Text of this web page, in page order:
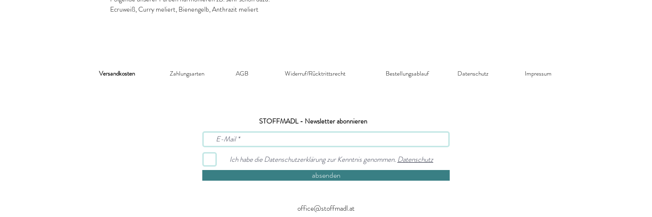
Ecruweiß, Curry meliert, Bienengelb, Anthrazit meliert
Versandkosten Zahlungsarten AGB Widerruf/Rücktrittsrecht​ Bestellungsablauf Datenschutz​ Impressum
STOFFMADL - Newsletter abonnieren
Ich habe die Datenschutzerklärung zur Kenntnis genommen.Datenschutz
absenden
office@stoffmadl.at